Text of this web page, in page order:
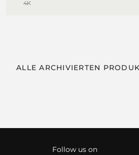
4K
ALLE ARCHIVIERTEN
Follow us on